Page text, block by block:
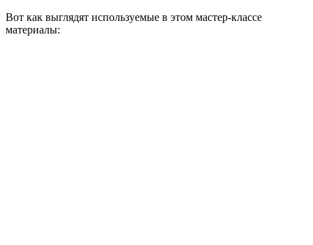
Вот как выглядят используемые в этом мастер-классе
материалы: